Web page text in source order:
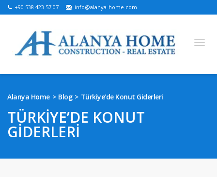
+90 538 423 57 07 info@alanya-home.com
Ukrainian
Alanya Home Blog Türkiye’de Konut Giderleri
TÜRKIYE’DE KONUT
GIDERLERI